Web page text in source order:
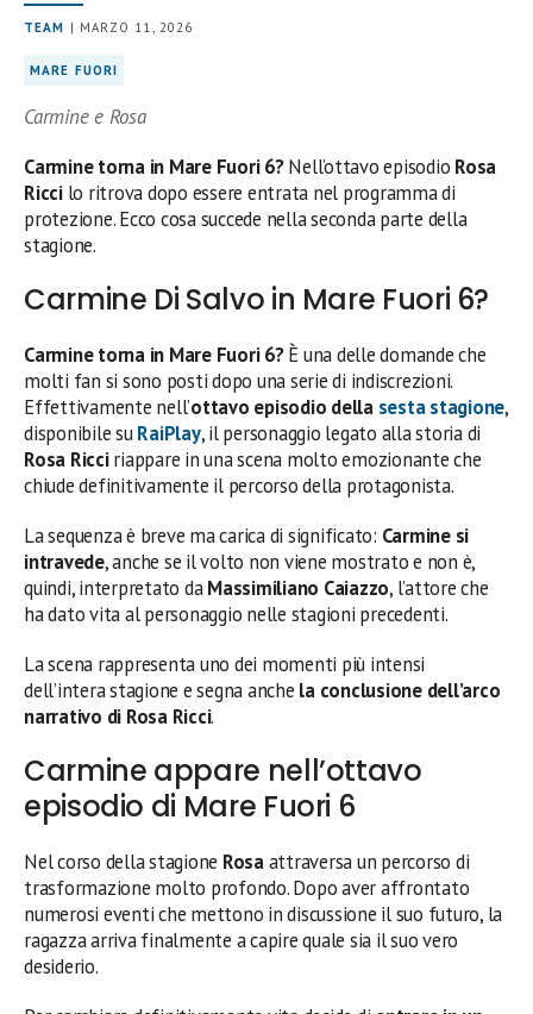
TEAM | MARZO 11, 2026
MARE FUORI
Carmine e Rosa
Carmine torna in Mare Fuori 6?Nell’ottavo episodio Rosa
Ricci lo ritrova dopo essere entrata nel programma di
protezione. Ecco cosa succede nella seconda parte della
stagione.
Carmine Di Salvo in Mare Fuori 6?
Carmine torna in Mare Fuori 6?È una delle domande che
molti fan si sono posti dopo una serie di indiscrezioni.
Effettivamente nell’ottavo episodio della sesta stagione,
disponibile suRaiPlay, il personaggio legato alla storia di
Rosa Ricciriappare in una scena molto emozionante che
chiude definitivamente il percorso della protagonista.
La sequenza è breve ma carica di significato: Carmine si
intravede, anche se il volto non viene mostrato e non è,
quindi, interpretato daMassimiliano Caiazzo, l’attore che
ha dato vita al personaggio nelle stagioni precedenti.
La scena rappresenta uno dei momenti più intensi
dell’intera stagione e segna anche la conclusione dell’arco
narrativo di Rosa Ricci.
Carmine appare nell’ottavo
episodio di Mare Fuori 6
Nel corso della stagione Rosaattraversa un percorso di
trasformazione molto profondo. Dopo aver affrontato
numerosi eventi che mettono in discussione il suo futuro, la
ragazza arriva finalmente a capire quale sia il suo vero
desiderio.